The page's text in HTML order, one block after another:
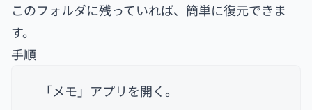
このフォルダに残っていれば、簡単に復元できま
す。
手順
「メモ」アプリを開く。